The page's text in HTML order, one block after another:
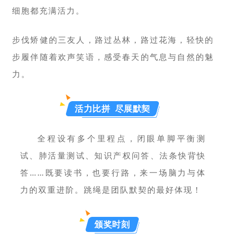
细胞都充满活力。
步伐矫健的三友人，路过丛林，路过花海，轻快的
步履伴随着欢声笑语，感受春天的气息与自然的魅
力。
活力比拼 尽展默契
全程设有多个里程点，闭眼单脚平衡测
试、肺活量测试、知识产权问答、法条快背快
答……既要读书，也要行路，来一场脑力与体
力的双重进阶。 跳绳是团队默契的最好体现！
颁奖时刻